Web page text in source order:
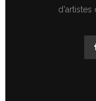
d'artistes